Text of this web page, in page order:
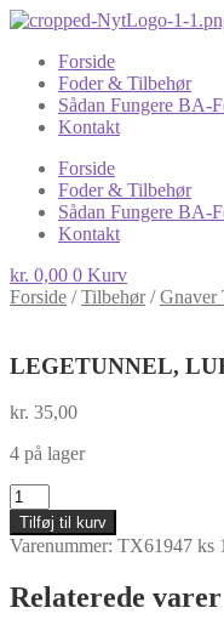
Forside
Foder & Tilbehør
Sådan Fungere BA-
Kontakt
Forside
Foder & Tilbehør
Sådan Fungere BA-
Kontakt
kr. 0,00 0 Kurv
Forside /Tilbehør/Gnaver
LEGETUNNEL,
kr. 35,00
4 på lager
LEGETUNNEL,
LUFFA
antal
Tilføj til kurv
Varenummer: TX61947 ks
Relaterede varer